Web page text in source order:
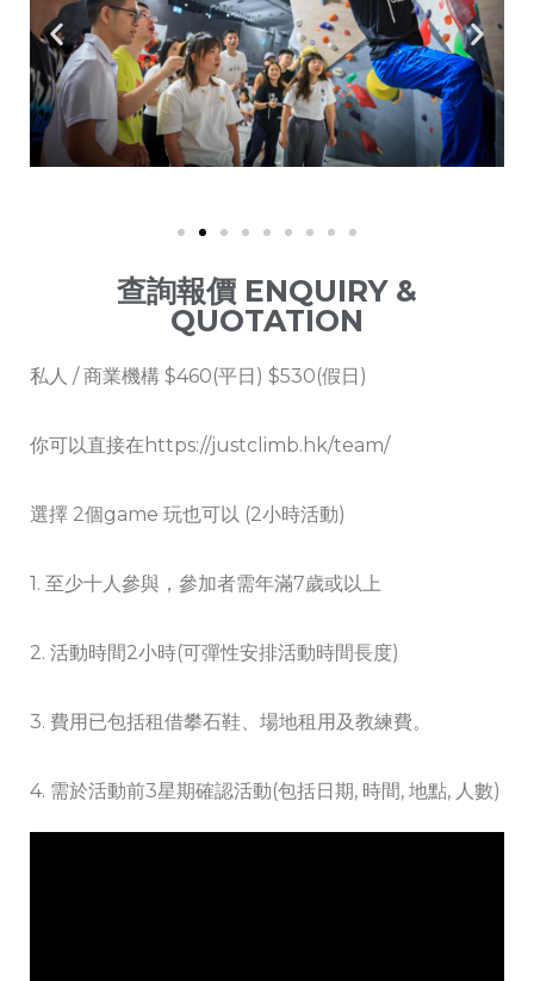
查詢報價 ENQUIRY &
QUOTATION
私人 / 商業機構 $460(平日) $530(假日)
你可以直接在https://justclimb.hk/team/
選擇 2個game 玩也可以 (2小時活動)
1. 至少十人參與，參加者需年滿7歲或以上
2. 活動時間2小時(可彈性安排活動時間長度)
3. 費用已包括租借攀石鞋、場地租用及教練費。
4. 需於活動前3星期確認活動(包括日期, 時間, 地點, 人數)